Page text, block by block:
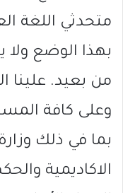
متحدثي اللغة
بهذا الوضع ولا
من بعيد. علينا
وعلى كافة
بما في ذلك
الاكاديمية